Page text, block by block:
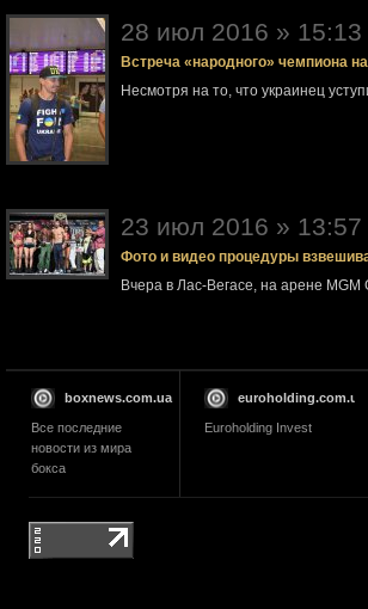
28 июл 2016 » 15:13
Встреча «народного» чемпиона
Несмотря на то, что украинец
23 июл 2016 » 13:57
Фото и видео процедуры
Вчера в Лас-Вегасе, на арене
boxnews.com.ua
Все последние
новости из мира
бокса
euroholding.com.ua
Euroholding Invest